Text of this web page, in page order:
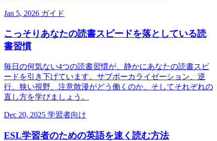
Jan 5, 2026 ガイド
こっそりあなたの読書スピードを落としている読
書習慣
毎日の何気ない4つの読書習慣が、静かにあなたの読書スピ
ードを引き下げています。サブボーカライゼーション、逆
行、狭い視野、注意散漫がどう働くのか、そしてそれぞれの
直し方を学びましょう。
Dec 20, 2025 学習者向け
ESL学習者のための英語を速く読む方法